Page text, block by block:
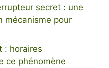
secret : une
mécanisme pour
: horaires
ce phénomène